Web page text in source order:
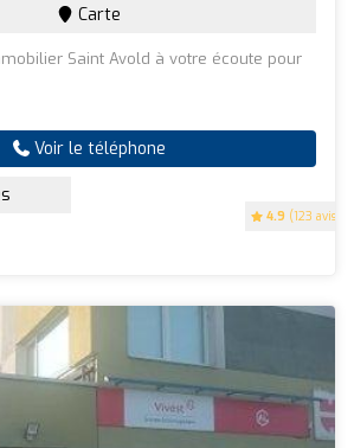
4.9 (123 avis)
Carte
Saint Avold à votre écoute pour
Voir le téléphone